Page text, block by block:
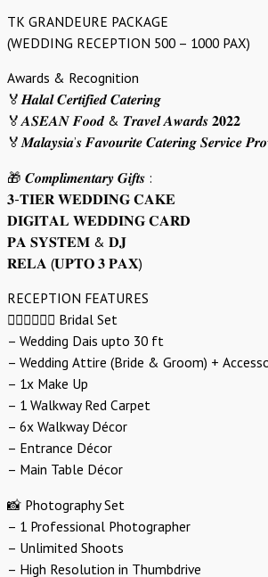
TK GRANDEURE PACKAGE
(WEDDING RECEPTION 500 – 1000 PAX)
Awards & Recognition
🏅𝑯𝒂𝒍𝒂𝒍 𝑪𝒆𝒓𝒕𝒊𝒇𝒊𝒆𝒅 𝑪𝒂𝒕𝒆𝒓𝒊𝒏𝒈
🏅𝑨𝑺𝑬𝑨𝑵 𝑭𝒐𝒐𝒅 & 𝑻𝒓𝒂𝒗𝒆𝒍 𝑨𝒘𝒂𝒓𝒅𝒔 𝟐𝟎𝟐𝟐
🏅𝑴𝒂𝒍𝒂𝒚𝒔𝒊𝒂’𝒔 𝑭𝒂𝒗𝒐𝒖𝒓𝒊𝒕𝒆 𝑪𝒂𝒕𝒆𝒓𝒊𝒏𝒈 𝑺𝒆𝒓𝒗𝒊𝒄𝒆
🎁 𝑪𝒐𝒎𝒑𝒍𝒊𝒎𝒆𝒏𝒕𝒂𝒓𝒚 𝑮𝒊𝒇𝒕𝒔 :
𝟑-𝐓𝐈𝐄𝐑 𝐖𝐄𝐃𝐃𝐈𝐍𝐆 𝐂𝐀𝐊𝐄
𝐃𝐈𝐆𝐈𝐓𝐀𝐋 𝐖𝐄𝐃𝐃𝐈𝐍𝐆 𝐂𝐀𝐑𝐃
𝐏𝐀 𝐒𝐘𝐒𝐓𝐄𝐌 & 𝐃𝐉
𝐑𝐄𝐋𝐀 (𝐔𝐏𝐓𝐎 𝟑 𝐏𝐀𝐗)
RECEPTION FEATURES
👰🏻‍♀️🤵🏻‍♂️ Bridal Set
– Wedding Dais upto 30 ft
– Wedding Attire (Bride & Groom) +
– 1x Make Up
– 1 Walkway Red Carpet
– 6x Walkway Décor
– Entrance Décor
– Main Table Décor
📸 Photography Set
– 1 Professional Photographer
– Unlimited Shoots
– High Resolution in Thumbdrive